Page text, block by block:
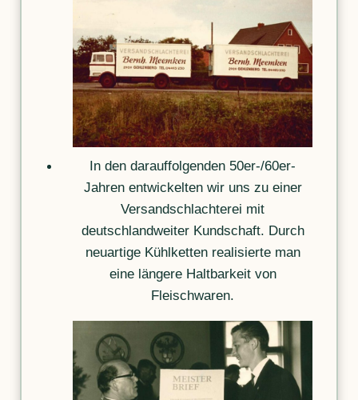
In den darauffolgenden 50er-/60er-
Jahren entwickelten wir uns zu einer
Versandschlachterei mit
deutschlandweiter Kundschaft. Durch
neuartige Kühlketten realisierte man
eine längere Haltbarkeit von
Fleischwaren.